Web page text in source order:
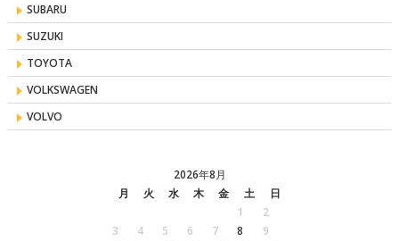
SUBARU
SUZUKI
TOYOTA
VOLKSWAGEN
VOLVO
2026年8月
月
火 水 木 金 土 日
1
2
3
4 5 6 7 8
9